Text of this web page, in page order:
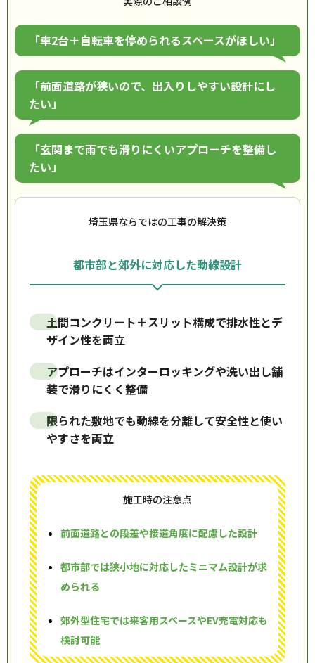
「車2台＋自転車を停められるスペースがほしい」
「前面道路が狭いので、出入りしやすい設計にし
たい」
「玄関まで雨でも滑りにくいアプローチを整備し
たい」
埼玉県ならではの工事の解決策
都市部と郊外に対応した動線設計
土間コンクリート＋スリット構成で排水性とデ
ザイン性を両立
アプローチはインターロッキングや洗い出し舗
装で滑りにくく整備
限られた敷地でも動線を分離して安全性と使い
やすさを両立
施工時の注意点
前面道路との段差や接道角度に配慮した設計
都市部では狭小地に対応したミニマム設計が求
められる
郊外型住宅では来客用スペースやEV充電対応も
検討可能